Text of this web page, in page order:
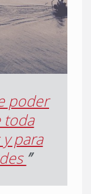
poder
toda
para
”